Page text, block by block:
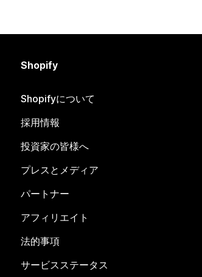
Shopify
Shopifyについて
採用情報
投資家の皆様へ
プレスとメディア
パートナー
アフィリエイト
法的事項
サービスステータス